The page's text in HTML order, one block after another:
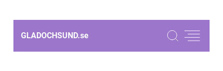
GLADOCHSUND.se